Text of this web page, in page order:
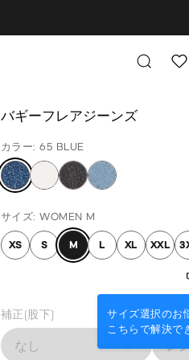
バギーフレアジーンズ
カラー: 65 BLUE
サイズ: WOMEN M
XS S M L XL XXL
サイズ選択のお
こちらで解決で
補正(股下)
なし レ